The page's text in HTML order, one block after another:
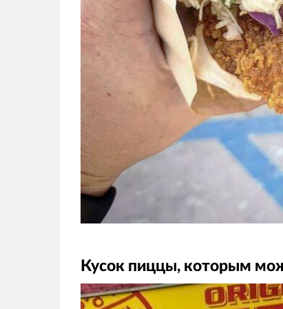
Кусок пиццы, которым